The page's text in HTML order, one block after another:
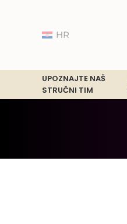
HR
UPOZNAJTE NAŠ
STRUČNI TIM